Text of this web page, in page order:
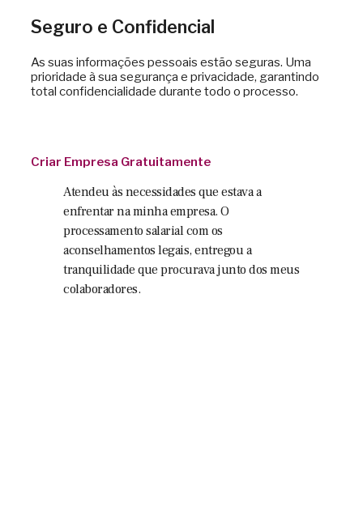
Seguro e Confidencial
As suas informações pessoais estão seguras. Uma
prioridade à sua segurança e privacidade, garantindo
total confidencialidade durante todo o processo.
Criar Empresa Gratuitamente
Atendeu às necessidades que estava a
enfrentar na minha empresa. O
processamento salarial com os
aconselhamentos legais, entregou a
tranquilidade que procurava junto dos meus
colaboradores.